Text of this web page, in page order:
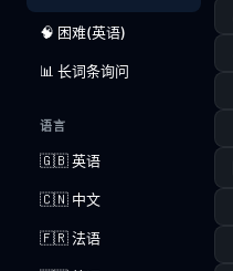
🧠 困难(英语)
📊 长词条询问
语言
🇬🇧 英语
🇨🇳 中文
🇫🇷 法语